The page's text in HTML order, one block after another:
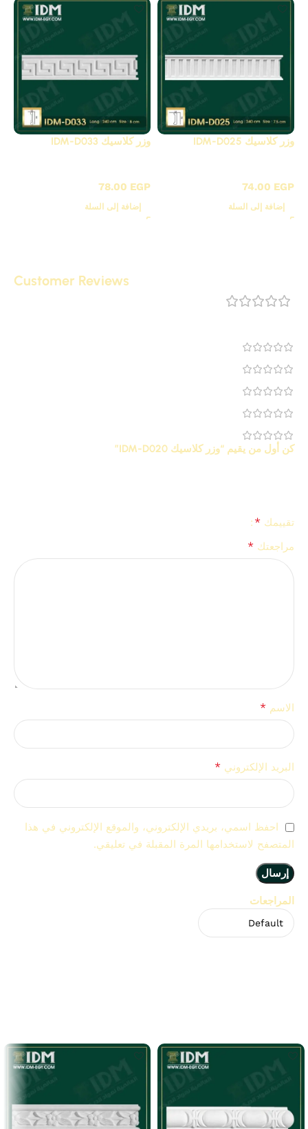
وزر كلاسيك IDM-D025
74.00 EGP
إضافة إلى السلة
وزر كلاسيك IDM-D033
78.00 EGP
إضافة إلى السلة
Customer Reviews
المراجعات
كن أول من يقيم “وزر كلاسيك IDM-D020”
تقييمك *
مراجعتك *
الاسم *
البريد الإلكتروني *
احفظ اسمي، بريدي الإلكتروني، والموقع الإلكتروني في هذا
المتصفح لاستخدامها المرة المقبلة في تعليقي.